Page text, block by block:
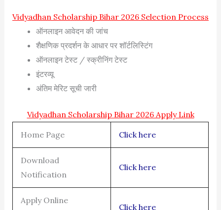
Vidyadhan Scholarship Bihar 2026 Selection Process
ऑनलाइन आवेदन की जांच
शैक्षणिक प्रदर्शन के आधार पर शॉर्टलिस्टिंग
ऑनलाइन टेस्ट / स्क्रीनिंग टेस्ट
इंटरव्यू
अंतिम मेरिट सूची जारी
Vidyadhan Scholarship Bihar 2026 Apply Link
Home Page Click here
Download
Notification
Click here
Apply Online
Click here